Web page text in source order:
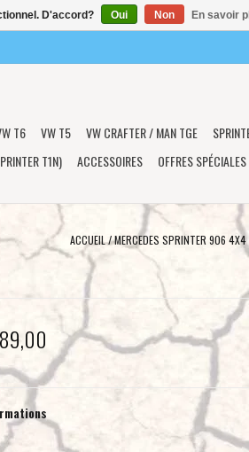
T6 VW T5 VW CRAFTER / MAN TGE
T1N) ACCESSOIRES OFFRES SPÉCIALES
ACCUEIL/MERCEDES SPRINTER 906
D'accord? Oui Non En savoir